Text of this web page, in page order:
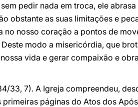
pedir nada em troca, ele
obstante as suas limitações e
nosso coração a pontos de
modo a misericórdia, que
vida e gerar compaixão e
33, 7). A Igreja compreendeu,
páginas do Atos dos